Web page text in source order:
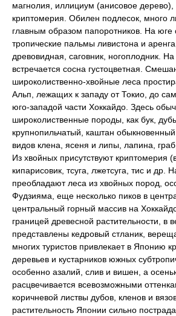
магнолия, иллициум (анисовое
криптомерия. Обилен подлесок, много
главным образом папоротников. На юге
тропические пальмы ливистона и
древовидная, саговник, ногоплодник.
встречается сосна густоцветная.
широколиственно-хвойные леса
Альп, лежащих к западу от Токио, до
юго-западой части Хоккайдо. Здесь
широколиственные породы, как бук,
крупнопильчатый, каштан
видов клена, ясеня и липы, лапина,
Из хвойных присутствуют криптомерия
кипарисовик, тсуга, лжетсуга, тис и др.
преобладают леса из хвойных пород,
Фудзияма, еще несколько пиков в
центральный горный массив на
границей древесной растительности, в
представлены кедровый стланик,
многих туристов привлекает в Японию
деревьев и кустарников южных
особенно азалий, слив и вишен, а
расцвечивается всевозможными
коричневой листвы дубов, кленов и
растительность Японии сильно